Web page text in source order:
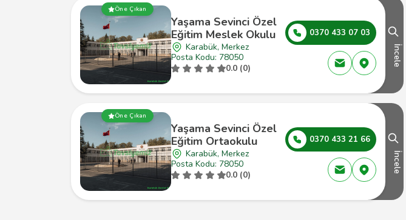
Öne Çıkan
Yaşama Sevinci Özel
Eğitim Meslek Okulu
Karabük, Merkez
Posta Kodu: 78050
0.0 (0)
0370 433 07 03
İncele
Öne Çıkan
Yaşama Sevinci Özel
Eğitim Ortaokulu
Karabük, Merkez
Posta Kodu: 78050
0.0 (0)
0370 433 21 66
İncele